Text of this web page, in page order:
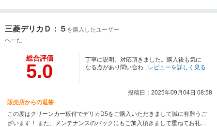
三菱デリカＤ：５ を購入したユーザー
ぺーた
総合評価
5.0
丁寧に説明、対応頂きました。購入後も気に
なる点があり問い合わ...レビューを詳しく見る
投稿日：2025年09月04日 08:58
販売店からの返答
この度はクリーンカー板付でデリカD5をご購入いただきまして誠に有難うご
ざいます！ また、メンテナンスのパックにもご加入頂きまして重ねてお礼申